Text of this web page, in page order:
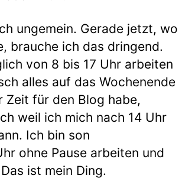
ungemein. Gerade jetzt, wo
brauche ich das dringend.
von 8 bis 17 Uhr arbeiten
alles auf das Wochenende
Zeit für den Blog habe,
weil ich mich nach 14 Uhr
Ich bin son
ohne Pause arbeiten und
ist mein Ding.